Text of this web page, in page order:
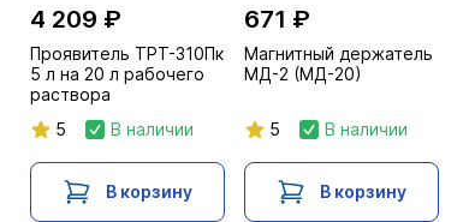
4 209 ₽
Проявитель ТРТ-310Пк
5 л на 20 л рабочего
раствора
5
В наличии
В корзину
671 ₽
Магнитный держатель
МД-2 (МД-20)
5 В наличии
В корзину